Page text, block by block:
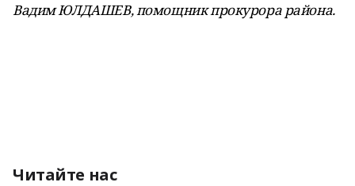
Вадим ЮЛДАШЕВ,помощник прокурора района.
Читайте нас